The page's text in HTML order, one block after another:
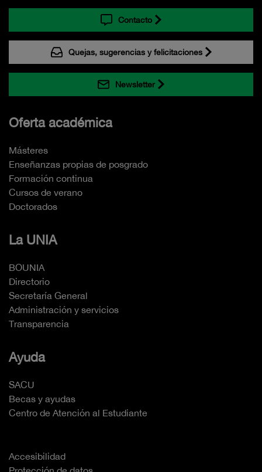
Contacto
Quejas, sugerencias y felicitaciones
Newsletter
Oferta académica
Másteres
Enseñanzas propias de posgrado
Formación continua
Cursos de verano
Doctorados
La UNIA
BOUNIA
Directorio
Secretaría General
Administración y servicios
Transparencia
Ayuda
SACU
Becas y ayudas
Centro de Atención al Estudiante
Accesibilidad